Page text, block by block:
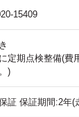
15409
定期点検整備(費
)
証 保証期間:2年(